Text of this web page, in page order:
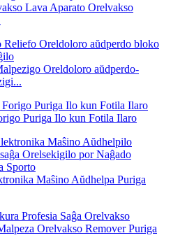
Lava Aparato Orelvakso
Oreldoloro aŭdperdo-
Puriga Ilo kun Fotila Ilaro
Maŝino Aŭdhelpa Puriga